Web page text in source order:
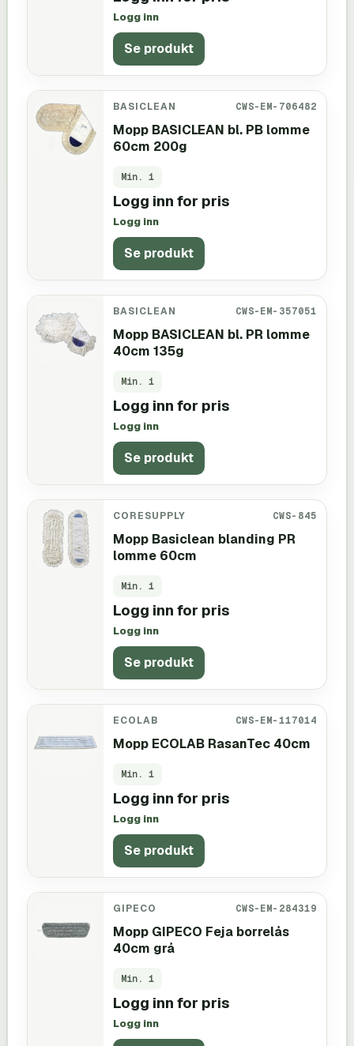
Logg inn
Se produkt
BASICLEAN CWS-EM-706482
Mopp BASICLEAN bl. PB lomme
60cm 200g
Min. 1
Logg inn for pris
Logg inn
Se produkt
BASICLEAN CWS-EM-357051
Mopp BASICLEAN bl. PR lomme
40cm 135g
Min. 1
Logg inn for pris
Logg inn
Se produkt
CORESUPPLY CWS-845
Mopp Basiclean blanding PR
lomme 60cm
Min. 1
Logg inn for pris
Logg inn
Se produkt
ECOLAB CWS-EM-117014
Mopp ECOLAB RasanTec 40cm
Min. 1
Logg inn for pris
Logg inn
Se produkt
GIPECO CWS-EM-284319
Mopp GIPECO Feja borrelås
40cm grå
Min. 1
Logg inn for pris
Logg inn